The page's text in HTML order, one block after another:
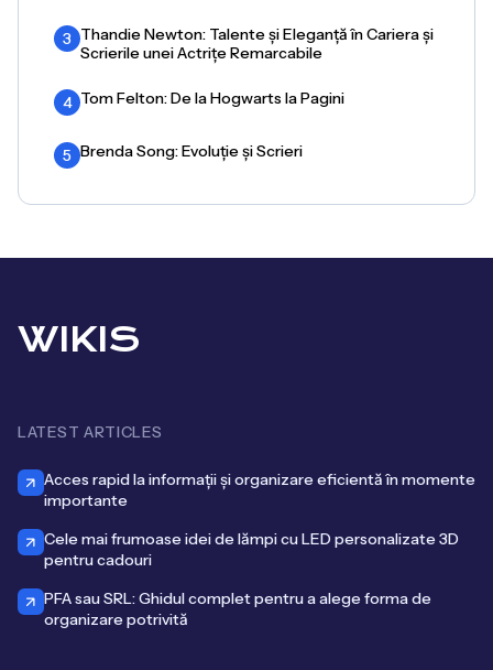
3 Thandie Newton: Talente și Eleganță în Cariera și
Scrierile unei Actrițe Remarcabile
4 Tom Felton: De la Hogwarts la Pagini
5 Brenda Song: Evoluție și Scrieri
WIKIS
LATEST ARTICLES
Acces rapid la informații și organizare eficientă în momente
importante
Cele mai frumoase idei de lămpi cu LED personalizate 3D
pentru cadouri
PFA sau SRL: Ghidul complet pentru a alege forma de
organizare potrivită